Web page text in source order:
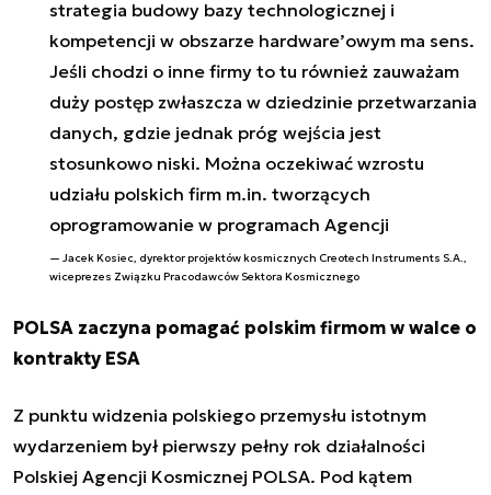
strategia budowy bazy technologicznej i
kompetencji w obszarze hardware’owym ma sens.
Jeśli chodzi o inne firmy to tu również zauważam
duży postęp zwłaszcza w dziedzinie przetwarzania
danych, gdzie jednak próg wejścia jest
stosunkowo niski. Można oczekiwać wzrostu
udziału polskich firm m.in. tworzących
oprogramowanie w programach Agencji
Jacek Kosiec, dyrektor projektów kosmicznych Creotech Instruments S.A.,
wiceprezes Związku Pracodawców Sektora Kosmicznego
POLSA zaczyna pomagać polskim firmom w walce o
kontrakty ESA
Z punktu widzenia polskiego przemysłu istotnym
wydarzeniem był pierwszy pełny rok działalności
Polskiej Agencji Kosmicznej POLSA. Pod kątem